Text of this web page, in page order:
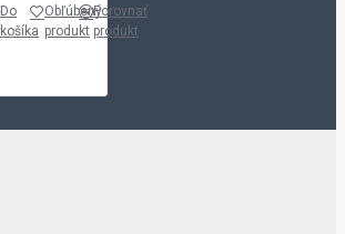
Do
košíka
Obľúbený
produkt
Porovnať
produkt